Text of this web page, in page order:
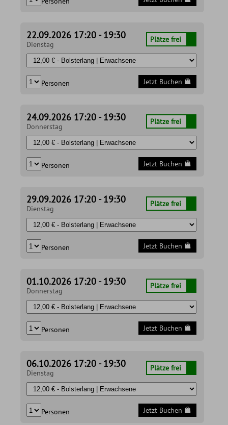
22.09.2026 17:20 - 19:30
Dienstag
Plätze frei
Personen Jetzt Buchen
24.09.2026 17:20 - 19:30
Donnerstag
Plätze frei
Personen Jetzt Buchen
29.09.2026 17:20 - 19:30
Dienstag
Plätze frei
Personen Jetzt Buchen
01.10.2026 17:20 - 19:30
Donnerstag
Plätze frei
Personen Jetzt Buchen
06.10.2026 17:20 - 19:30
Dienstag
Plätze frei
Personen Jetzt Buchen